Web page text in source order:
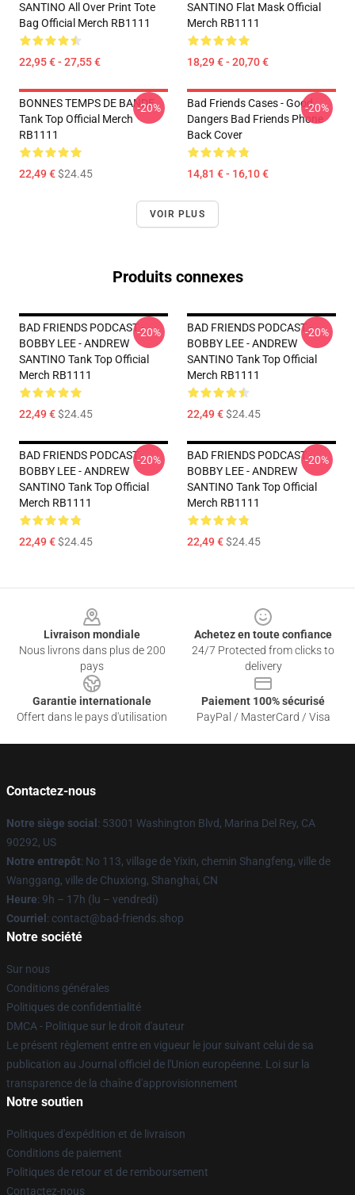
SANTINO All Over Print Tote
Bag Official Merch RB1111
22,95 € - 27,55 €
SANTINO Flat Mask Official
Merch RB1111
18,29 € - 20,70 €
BONNES TEMPS DE BANDE
Tank Top Official Merch
RB1111
22,49 €$24.45
-20%
Bad Friends Cases - Good
Dangers Bad Friends Phone
Back Cover
14,81 € - 16,10 €
-20%
VOIR PLUS
Produits connexes
BAD FRIENDS PODCAST -
BOBBY LEE - ANDREW
SANTINO Tank Top Official
Merch RB1111
22,49 €$24.45
-20%
BAD FRIENDS PODCAST -
BOBBY LEE - ANDREW
SANTINO Tank Top Official
Merch RB1111
22,49 €$24.45
-20%
BAD FRIENDS PODCAST -
BOBBY LEE - ANDREW
SANTINO Tank Top Official
Merch RB1111
22,49 €$24.45
-20%
BAD FRIENDS PODCAST -
BOBBY LEE - ANDREW
SANTINO Tank Top Official
Merch RB1111
22,49 €$24.45
-20%
Livraison mondiale
Nous livrons dans plus de 200
pays
Achetez en toute confiance
24/7 Protected from clicks to
delivery
Garantie internationale
Offert dans le pays d'utilisation
Paiement 100% sécurisé
PayPal / MasterCard / Visa
Contactez-nous
Notre siège social : 53001 Washington Blvd, Marina Del Rey, CA
90292, US
Notre entrepôt: No 113, village de Yixin, chemin Shangfeng, ville de
Wanggang, ville de Chuxiong, Shanghai, CN
Heure: 9h – 17h (lu – vendredi)
Courriel : contact@bad-friends.shop
Notre société
Sur nous
Conditions générales
Politiques de confidentialité
DMCA - Politique sur le droit d'auteur
Le présent règlement entre en vigueur le jour suivant celui de sa
publication au Journal officiel de l'Union européenne. Loi sur la
transparence de la chaîne d'approvisionnement
Notre soutien
Politiques d'expédition et de livraison
Conditions de paiement
Politiques de retour et de remboursement
Contactez-nous